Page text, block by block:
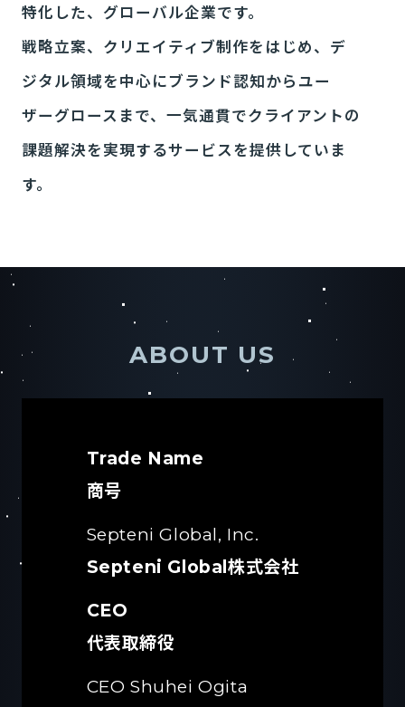
特化した、グローバル企業です。
戦略立案、クリエイティブ制作をはじめ、 デ
ジタル領域を中心にブランド認知からユー
ザーグロースまで、 一気通貫でクライアントの
課題解決を実現するサービスを提供していま
す。
ABOUT US
Trade Name
商号
Septeni Global, Inc.
Septeni Global株式会社
CEO
代表取締役
CEO Shuhei Ogita